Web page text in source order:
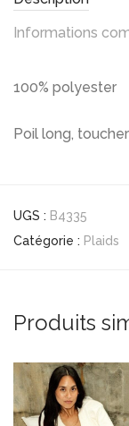
Informations
100% polyester
Poil long,
UGS : B4335
Catégorie : Plaids
Produits